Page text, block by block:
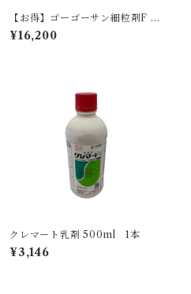
【お得】ゴーゴーサン細粒剤F 3k
g 【1箱】8袋入
¥16,200
クレマート乳剤 500ml 1本
¥3,146